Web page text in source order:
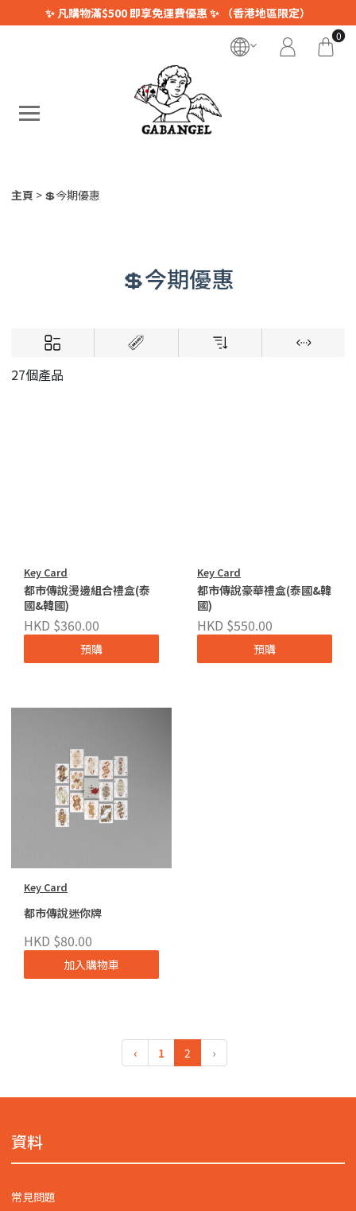
✨ 凡購物滿$500 即享免運費優惠 ✨ （香港地區限定）
0
主頁 💲今期優惠
💲今期優惠
27個產品
Key Card
都市傳說燙邊組合禮盒(泰
國&韓國)
HKD $360.00
預購
Key Card
都市傳說豪華禮盒(泰國&韓
國)
HKD $550.00
預購
Key Card
都市傳說迷你牌
HKD $80.00
加入購物車
‹ 1 2 ›
資料
常見問題